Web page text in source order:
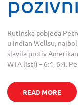
Rutinska pobjeda
u Indian Wellsu,
slavila protiv
WTA listi) – 6:4, 6:4.
READ MORE